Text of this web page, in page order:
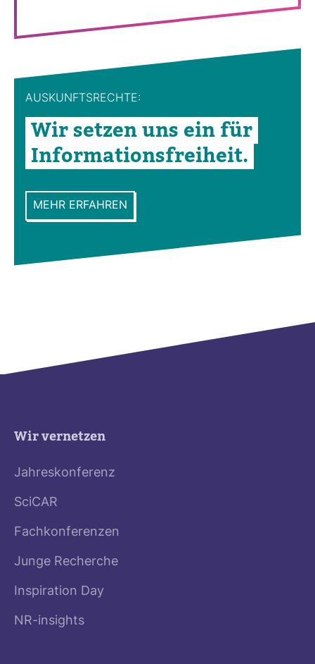
AUS­KUNFTS­RECHTE:
Wir setzen uns ein für
Infor­ma­ti­ons­frei­heit.
MEHR ERFAHREN
Wir vernetzen
Jahreskonferenz
SciCAR
Fachkonferenzen
Junge Recherche
Inspiration Day
NR-insights